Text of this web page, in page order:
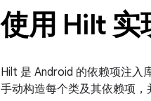
使用 Hilt 实
Hilt 是 Android 的依赖项注入
手动构造每个类及其依赖项，